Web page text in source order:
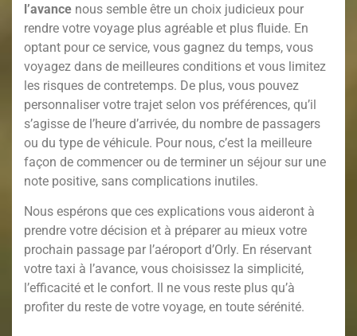
l’avance nous semble être un choix judicieux pour
rendre votre voyage plus agréable et plus fluide. En
optant pour ce service, vous gagnez du temps, vous
voyagez dans de meilleures conditions et vous limitez
les risques de contretemps. De plus, vous pouvez
personnaliser votre trajet selon vos préférences, qu’il
s’agisse de l’heure d’arrivée, du nombre de passagers
ou du type de véhicule. Pour nous, c’est la meilleure
façon de commencer ou de terminer un séjour sur une
note positive, sans complications inutiles.
Nous espérons que ces explications vous aideront à
prendre votre décision et à préparer au mieux votre
prochain passage par l’aéroport d’Orly. En réservant
votre taxi à l’avance, vous choisissez la simplicité,
l’efficacité et le confort. Il ne vous reste plus qu’à
profiter du reste de votre voyage, en toute sérénité.